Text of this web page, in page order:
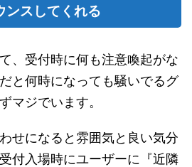
ンスしてくれる
、受付時に何も注意喚起がな
と何時になっても騒いでるグ
マジでいます。
せになると雰囲気と良い気分
付入場時にユーザーに『近隣